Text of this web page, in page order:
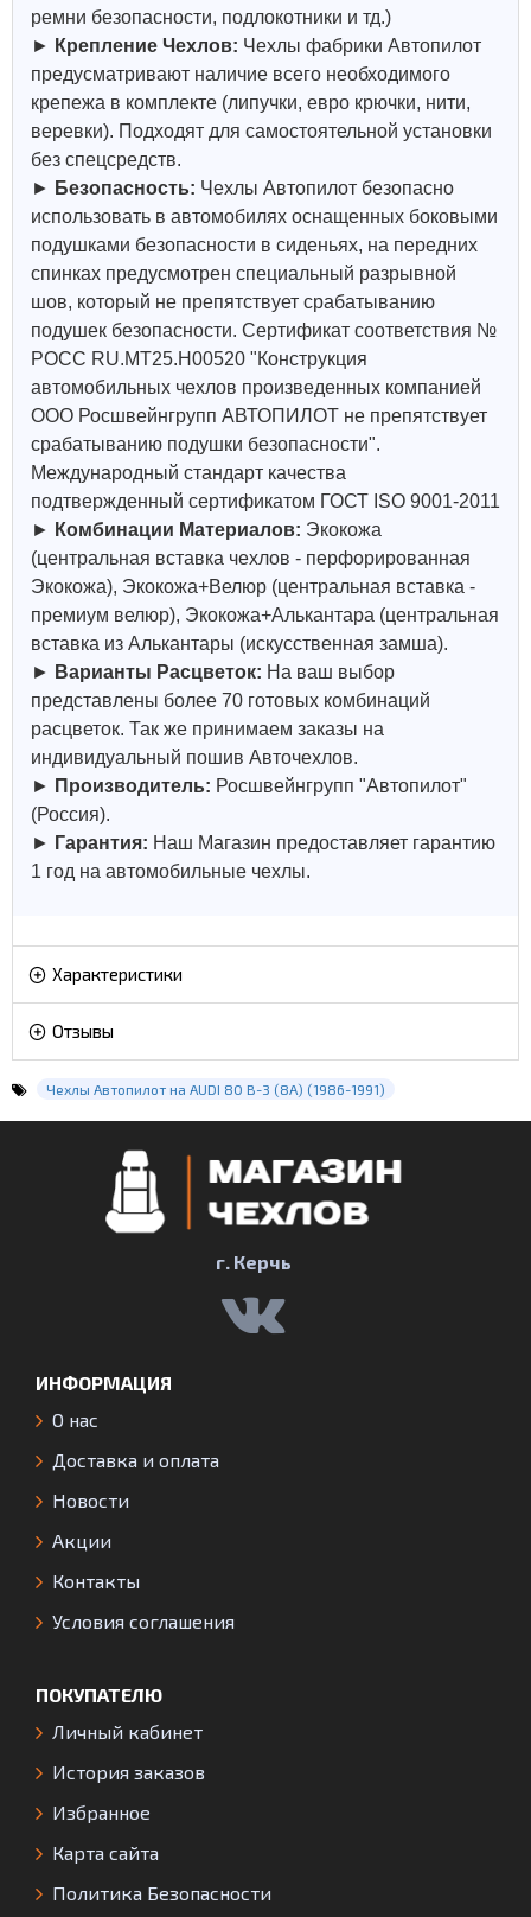
ремни безопасности, подлокотники и тд.)
► Крепление Чехлов: Чехлы фабрики Автопилот
предусматривают наличие всего необходимого
крепежа в комплекте (липучки, евро крючки, нити,
веревки). Подходят для самостоятельной установки
без спецсредств.
► Безопасность: Чехлы Автопилот безопасно
использовать в автомобилях оснащенных боковыми
подушками безопасности в сиденьях, на передних
спинках предусмотрен специальный разрывной
шов, который не препятствует срабатыванию
подушек безопасности. Сертификат соответствия №
РОСС RU.МТ25.Н00520 "Конструкция
автомобильных чехлов произведенных компанией
ООО Росшвейнгрупп АВТОПИЛОТ не препятствует
срабатыванию подушки безопасности".
Международный стандарт качества
подтвержденный сертификатом ГОСТ ISO 9001-2011
► Комбинации Материалов: Экокожа
(центральная вставка чехлов - перфорированная
Экокожа), Экокожа+Велюр (центральная вставка -
премиум велюр), Экокожа+Алькантара (центральная
вставка из Алькантары (искусственная замша).
► Варианты Расцветок: На ваш выбор
представлены более 70 готовых комбинаций
расцветок. Так же принимаем заказы на
индивидуальный пошив Авточехлов.
► Производитель: Росшвейнгрупп "Автопилот"
(Россия).
► Гарантия: Наш Магазин предоставляет гарантию
1 год на автомобильные чехлы.
Характеристики
Отзывы
Чехлы Автопилот на AUDI 80 B-3 (8A) (1986-1991)
г. Керчь
ИНФОРМАЦИЯ
О нас
Доставка и оплата
Новости
Акции
Контакты
Условия соглашения
ПОКУПАТЕЛЮ
Личный кабинет
История заказов
Избранное
Карта сайта
Политика Безопасности